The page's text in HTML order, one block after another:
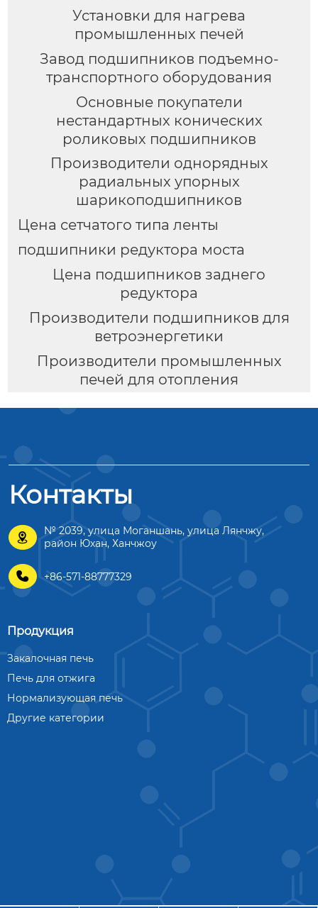
Установки для нагрева
промышленных печей
Завод подшипников подъемно-
транспортного оборудования
Основные покупатели
нестандартных конических
роликовых подшипников
Производители однорядных
радиальных упорных
шарикоподшипников
Цена сетчатого типа ленты
подшипники редуктора моста
Цена подшипников заднего
редуктора
Производители подшипников для
ветроэнергетики
Производители промышленных
печей для отопления
Контакты

№ 2039, улица Моганшань, улица Лянчжу,
район Юхан, Ханчжоу
 +86-571-88777329
Продукция
Закалочная печь
Печь для отжига
Нормализующая печь
Другие категории